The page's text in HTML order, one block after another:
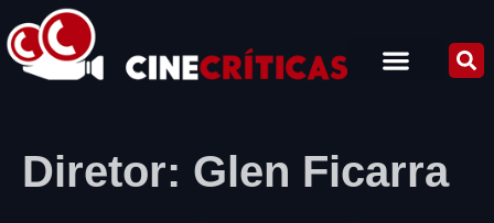
Diretor: Glen Ficarra